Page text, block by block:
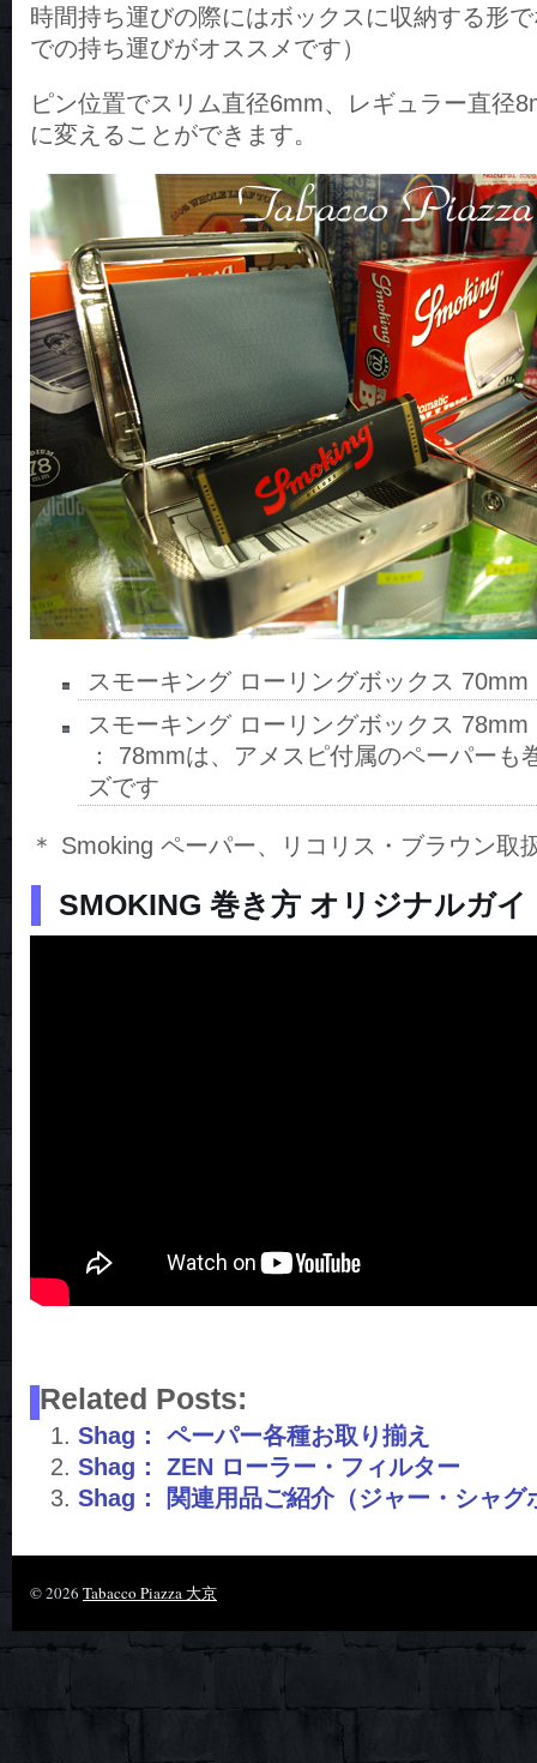
時間持ち運びの際にはボックスに収納する形
での持ち運びがオススメです）
ピン位置でスリム直径6mm、レギュラー直径
に変えることができます。
スモーキング ローリングボックス
スモーキング ローリングボックス
： 78mmは、アメスピ付属のペーパーも
ズです
＊ Smoking ペーパー、リコリス・ブラウン取
SMOKING 巻き方 オリジナルガイ
Related Posts:
Shag： ペーパー各種お取り揃え
Shag： ZEN ローラー・フィルター
Shag： 関連用品ご紹介（ジャー・シャグ
© 2026 Tabacco Piazza 大京